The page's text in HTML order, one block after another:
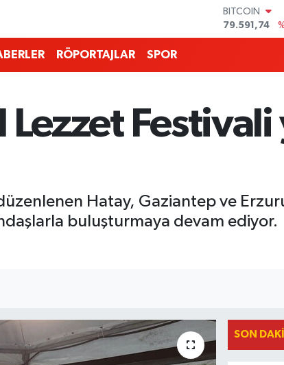
DOLAR
45,43620
EURO
6862,09000
BİST100
14.598,00
RÖPORTAJLAR SPOR
Lezzet
Hatay, Gaziantep ve
buluşturmaya devam ediyor.
SON